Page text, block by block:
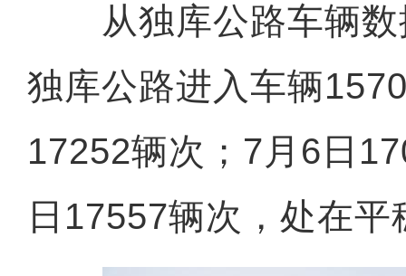
从独库公路车辆数
独库公路进入车辆
17252辆次；7月6日
日17557辆次，处在平